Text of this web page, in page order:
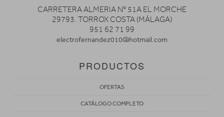
CARRETERA ALMERIA Nº 51A EL MORCHE
29793. TORROX COSTA (MÁLAGA)
951 62 71 99
electrofernandez010@hotmail.com
PRODUCTOS
OFERTAS
CATÁLOGO COMPLETO